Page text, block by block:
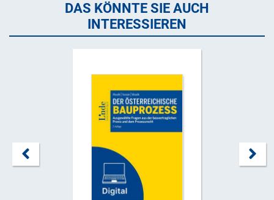
DAS KÖNNTE SIE AUCH
INTERESSIEREN